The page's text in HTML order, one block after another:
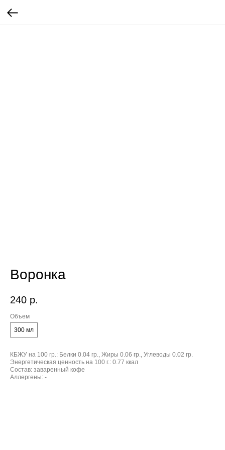
Воронка
240 р.
Объем
300 мл
КБЖУ на 100 гр.: Белки 0.04 гр., Жиры 0.06 гр., Углеводы 0.02 гр.
Энергетическая ценность на 100 г.: 0.77 ккал
Состав: заваренный кофе
Аллергены: -